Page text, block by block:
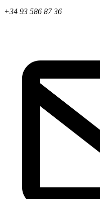
+34 93 586 87 36